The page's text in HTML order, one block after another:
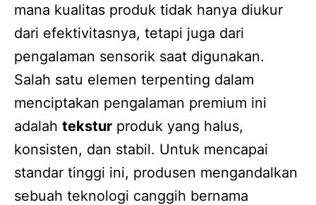
mana kualitas produk tidak hanya diukur
dari efektivitasnya, tetapi juga dari
pengalaman sensorik saat digunakan.
Salah satu elemen terpenting dalam
menciptakan pengalaman premium ini
adalah tekstur produk yang halus,
konsisten, dan stabil. Untuk mencapai
standar tinggi ini, produsen mengandalkan
sebuah teknologi canggih bernama